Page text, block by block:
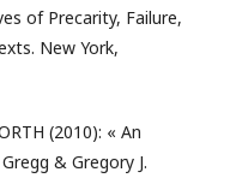
of Precarity, Failure,
New York,
(2010): « An
& Gregory J.